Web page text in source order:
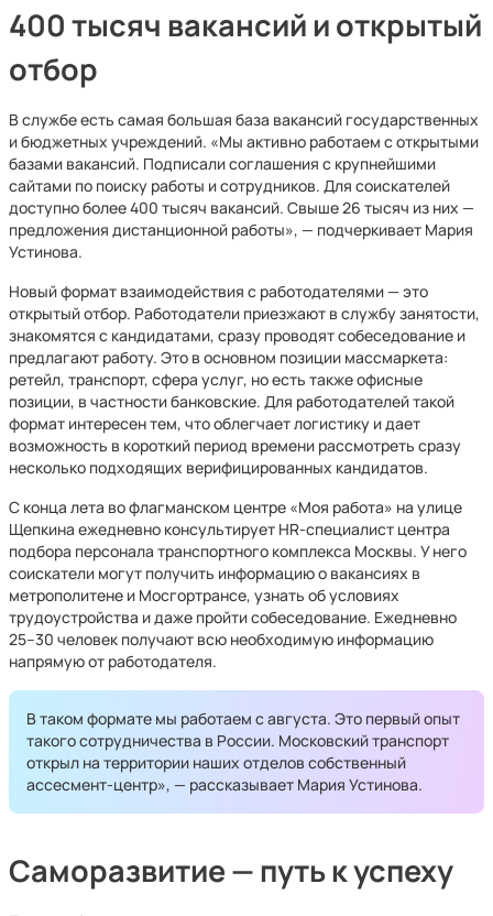
400 тысяч вакансий и открытый
отбор
В службе есть самая большая база вакансий государственных
и бюджетных учреждений. «Мы активно работаем с открытыми
базами вакансий. Подписали соглашения с крупнейшими
сайтами по поиску работы и сотрудников. Для соискателей
доступно более 400 тысяч вакансий. Свыше 26 тысяч из них —
предложения дистанционной работы», — подчеркивает Мария
Устинова.
Новый формат взаимодействия с работодателями — это
открытый отбор. Работодатели приезжают в службу занятости,
знакомятся с кандидатами, сразу проводят собеседование и
предлагают работу. Это в основном позиции массмаркета:
ретейл, транспорт, сфера услуг, но есть также офисные
позиции, в частности банковские. Для работодателей такой
формат интересен тем, что облегчает логистику и дает
возможность в короткий период времени рассмотреть сразу
несколько подходящих верифицированных кандидатов.
С конца лета во флагманском центре «Моя работа» на улице
Щепкина ежедневно консультирует HR-специалист центра
подбора персонала транспортного комплекса Москвы. У него
соискатели могут получить информацию о вакансиях в
метрополитене и Мосгортрансе, узнать об условиях
трудоустройства и даже пройти собеседование. Ежедневно
25–30 человек получают всю необходимую информацию
напрямую от работодателя.
В таком формате мы работаем с августа. Это первый опыт
такого сотрудничества в России. Московский транспорт
открыл на территории наших отделов собственный
ассесмент-центр», — рассказывает Мария Устинова.
Саморазвитие — путь к успеху